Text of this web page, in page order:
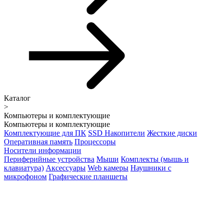
Каталог
>
Компьютеры и комплектующие
Компьютеры и комплектующие
Комплектующие для ПК SSD Накопители Жесткие диски
Оперативная память Процессоры
Носители информации
Периферийные устройства Мыши Комплекты (мышь и
клавиатура) Аксессуары Web камеры Наушники с
микрофоном Графические планшеты